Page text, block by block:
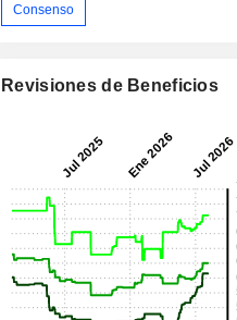
Consenso
Revisiones de Beneficios